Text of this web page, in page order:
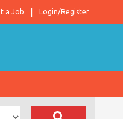
Login/Register
a Job